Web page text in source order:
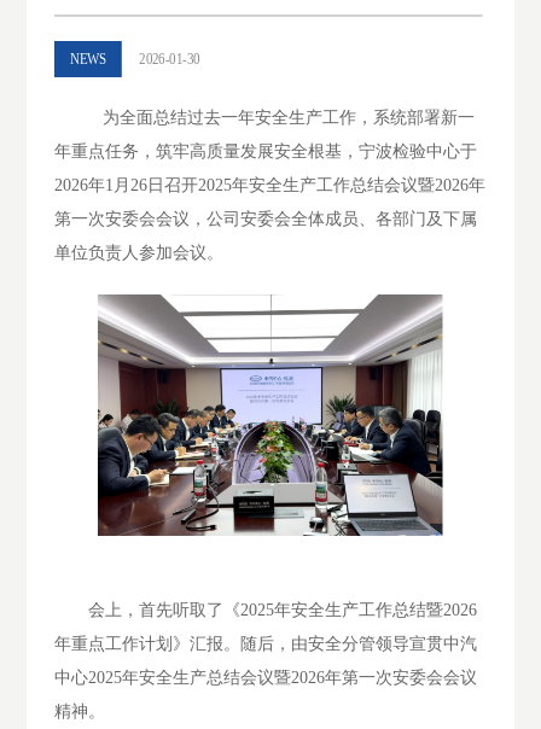
NEWS 2026-01-30
为全面总结过去一年安全生产工作，系统部署新一
年重点任务，筑牢高质量发展安全根基，宁波检验中心于
2026年1月26日召开2025年安全生产工作总结会议暨2026年
第一次安委会会议，公司安委会全体成员、各部门及下属
单位负责人参加会议。
会上，首先听取了《2025年安全生产工作总结暨2026
年重点工作计划》汇报。随后，由安全分管领导宣贯中汽
中心2025年安全生产总结会议暨2026年第一次安委会会议
精神。